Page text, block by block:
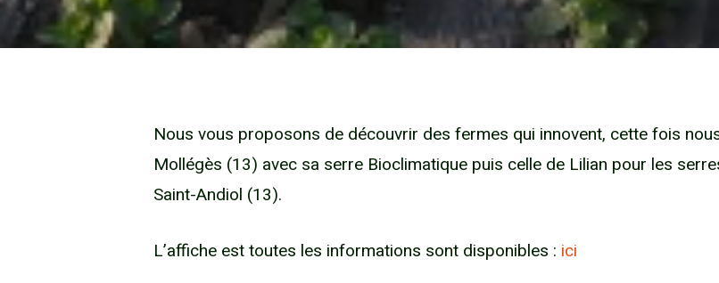
Nous vous proposons de découvrir des fermes qui innovent, cette fois
Mollégès (13) avec sa serre Bioclimatique puis celle de Lilian pour les
Saint-Andiol (13).
L’affiche est toutes les informations sont disponibles : ici